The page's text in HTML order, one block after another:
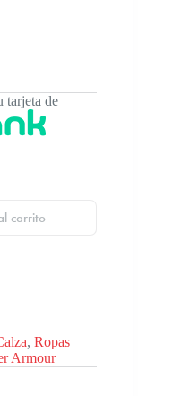
tarjeta de
carrito
, Ropas
Armour